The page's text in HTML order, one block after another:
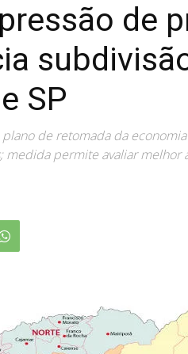
de
SP
de retomada da
medida permite avaliar